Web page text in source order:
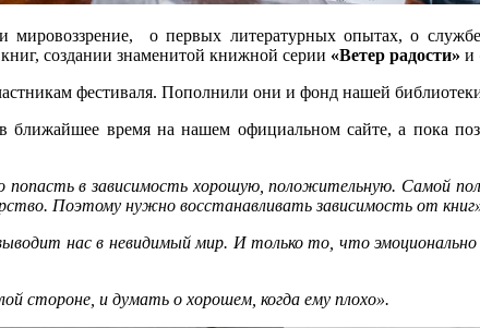
мировоззрение, о первых литературных опытах, о
создании знаменитой книжной серии «Ветер радости» и
фестиваля. Пополнили они и фонд нашей
ближайшее время на нашем официальном сайте, а пока
в зависимость хорошую, положительную. Самой
Поэтому нужно восстанавливать зависимость от
нас в невидимый мир. И только то, что
стороне, и думать о хорошем, когда ему плохо».